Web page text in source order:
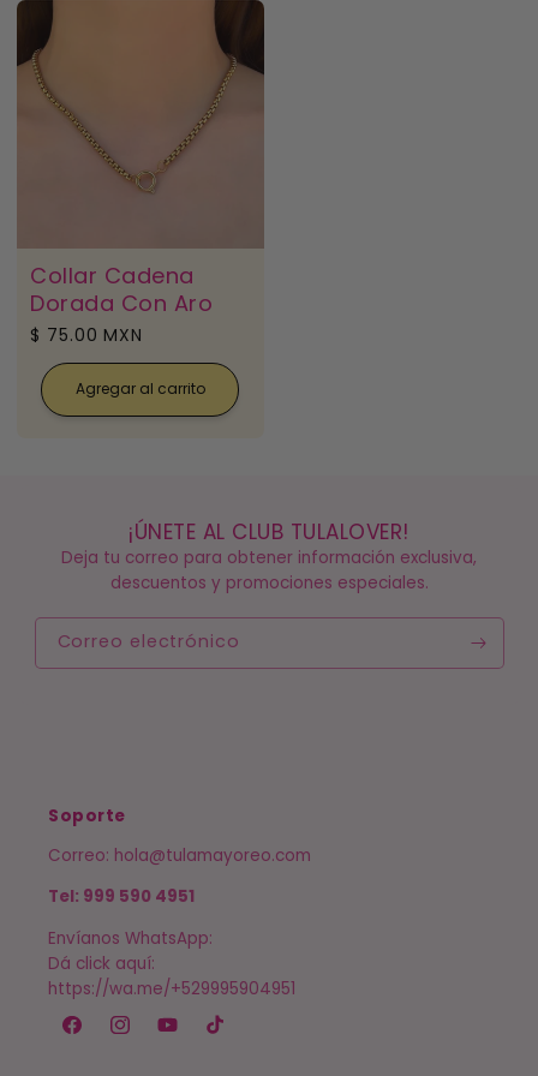
Collar Cadena
Dorada Con Aro
Precio
habitual
$ 75.00 MXN
Agregar al carrito
¡ÚNETE AL CLUB TULALOVER!
Deja tu correo para obtener información exclusiva,
descuentos y promociones especiales.
Correo electrónico
Soporte
Correo: hola@tulamayoreo.com
Tel: 999 590 4951
Envíanos WhatsApp:
Dá click aquí:
https://wa.me/+529995904951
FacebookInstagramYouTubeTikTok